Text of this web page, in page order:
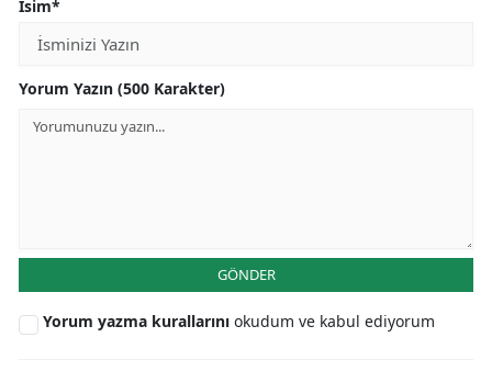
İsim*
Yorum Yazın (500 Karakter)
GÖNDER
Yorum yazma kurallarını okudum ve kabul ediyorum